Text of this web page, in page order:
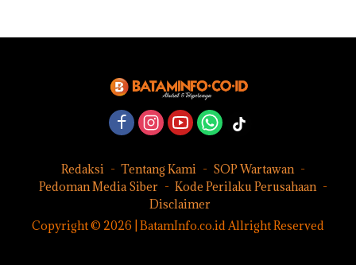
Redaksi Tentang Kami
SOP Wartawan
Pedoman Media Siber
Kode Perilaku Perusahaan
Disclaimer
Copyright © 2026 | BatamInfo.co.id Allright Reserved